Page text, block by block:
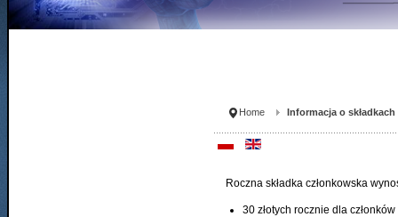
Home Informacja o składkach
Roczna składka członkowska
30 złotych rocznie dla